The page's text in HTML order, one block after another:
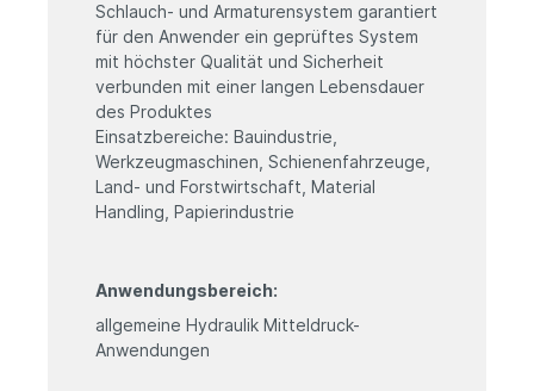
Schlauch- und Armaturensystem garantiert
für den Anwender ein geprüftes System
mit höchster Qualität und Sicherheit
verbunden mit einer langen Lebensdauer
des Produktes
Einsatzbereiche: Bauindustrie,
Werkzeugmaschinen, Schienenfahrzeuge,
Land- und Forstwirtschaft, Material
Handling, Papierindustrie
Anwendungsbereich:
allgemeine Hydraulik Mitteldruck-
Anwendungen